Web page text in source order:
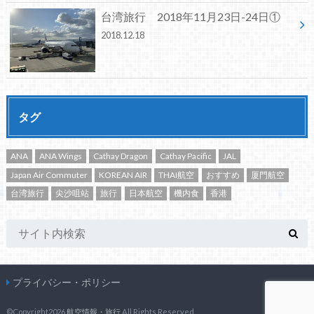
台湾旅行 2018年11月23日-24日①
2018.12.18
タグ
ANA ANA Wings Cathay Dragon Cathay Pacific
JAL
Japan Air Commuter
KOREAN AIR THAI航空 おすすめ
厦門航空
台湾旅行
尖沙咀站 旅行 日本航空 機内食 香港
プライバシー・ポリシー
©Copyright2026航空情報・旅行.All Rights Reserved.